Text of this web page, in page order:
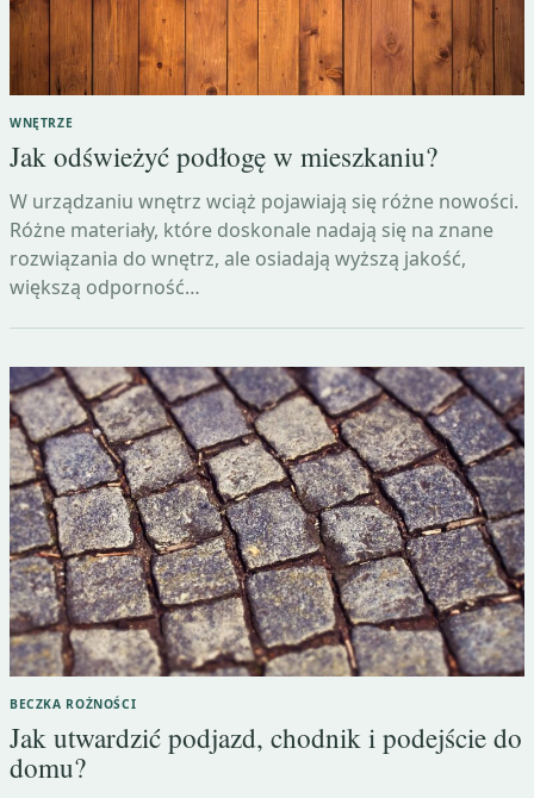
WNĘTRZE
Jak odświeżyć podłogę w mieszkaniu?
W urządzaniu wnętrz wciąż pojawiają się różne nowości.
Różne materiały, które doskonale nadają się na znane
rozwiązania do wnętrz, ale osiadają wyższą jakość,
większą odporność…
BECZKA ROŻNOŚCI
Jak utwardzić podjazd, chodnik i podejście do
domu?